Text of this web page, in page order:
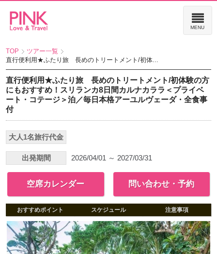
TOP
ツアー一覧
直行便利用★ふたり旅 長めのトリートメント/初体...
直行便利用★ふたり旅 長めのトリートメント/初体験の方
にもおすすめ！スリランカ8日間カルナカララ＜プライベ
ート・コテージ＞泊／毎日本格アーユルヴェーダ・全食事
付
大人1名旅行代金
出発期間 2026/04/01 ～ 2027/03/31
空席カレンダー 問い合わせ・予約
おすすめポイント スケジュール 注意事項